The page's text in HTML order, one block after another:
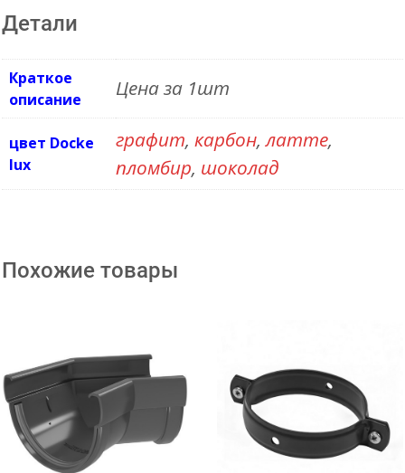
Детали
Краткое
описание
Цена за 1шт
цвет Docke
lux
графит, карбон,латте,
пломбир, шоколад
Похожие товары